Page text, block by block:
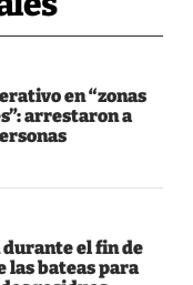
en “zonas
arrestaron a
el fin de
las bateas para